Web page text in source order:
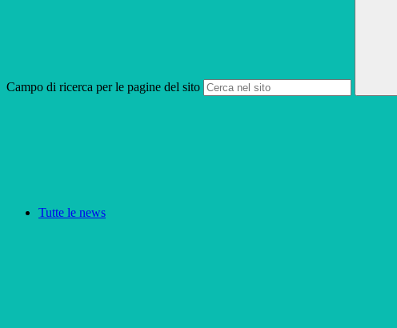
Campo di ricerca per le pagine del sito
Tutte le news